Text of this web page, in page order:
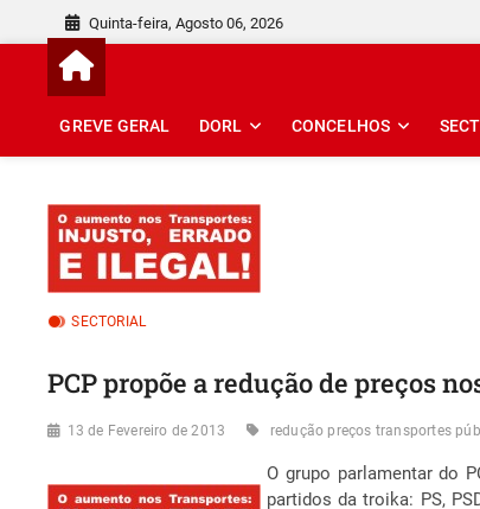
content
Quinta-feira, Agosto 06, 2026
GREVE GERAL DORL CONCELHOS
SECTORIAL
PCP propõe a redução de preços
13 de Fevereiro de 2013 redução preços transportes
O grupo parlamentar do
partidos da troika: PS,